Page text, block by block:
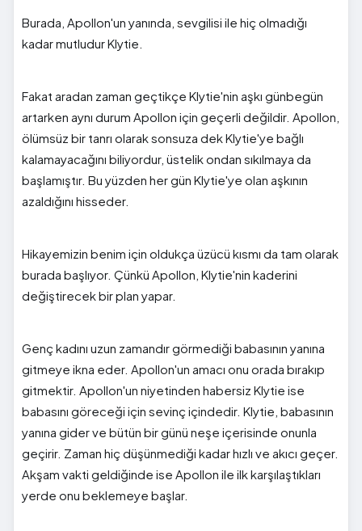
Burada, Apollon'un yanında, sevgilisi ile hiç olmadığı
kadar mutludur Klytie.
Fakat aradan zaman geçtikçe Klytie'nin aşkı günbegün
artarken aynı durum Apollon için geçerli değildir. Apollon,
ölümsüz bir tanrı olarak sonsuza dek Klytie'ye bağlı
kalamayacağını biliyordur, üstelik ondan sıkılmaya da
başlamıştır. Bu yüzden her gün Klytie'ye olan aşkının
azaldığını hisseder.
Hikayemizin benim için oldukça üzücü kısmı da tam olarak
burada başlıyor. Çünkü Apollon, Klytie'nin kaderini
değiştirecek bir plan yapar.
Genç kadını uzun zamandır görmediği babasının yanına
gitmeye ikna eder. Apollon'un amacı onu orada bırakıp
gitmektir. Apollon'un niyetinden habersiz Klytie ise
babasını göreceği için sevinç içindedir. Klytie, babasının
yanına gider ve bütün bir günü neşe içerisinde onunla
geçirir. Zaman hiç düşünmediği kadar hızlı ve akıcı geçer.
Akşam vakti geldiğinde ise Apollon ile ilk karşılaştıkları
yerde onu beklemeye başlar.